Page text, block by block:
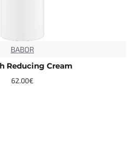
BABOR
Reducing Cream
62.00€